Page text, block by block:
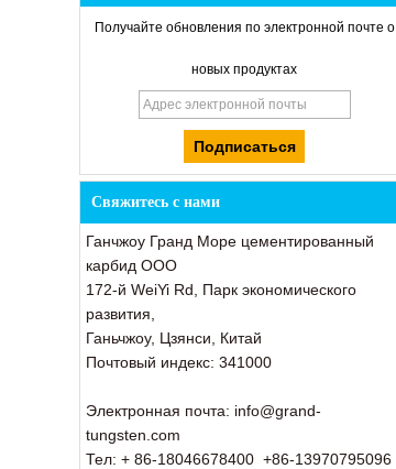
Получайте обновления по электронной почте о
новых продуктах
Свяжитесь с нами
Ганчжоу Гранд Море цементированный
карбид ООО
172-й WeiYi Rd, Парк экономического
развития,
Ганьчжоу, Цзянси, Китай
Почтовый индекс: 341000
Электронная почта: info@grand-
tungsten.com
Тел: + 86-18046678400 +86-13970795096